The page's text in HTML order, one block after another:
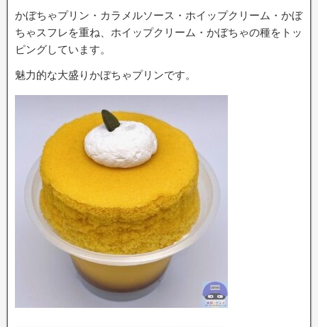
かぼちゃプリン・カラメルソース・ホイップクリーム・かぼ
ちゃスフレを重ね、ホイップクリーム・かぼちゃの種をトッ
ピングしています。
魅力的な大盛りかぼちゃプリンです。